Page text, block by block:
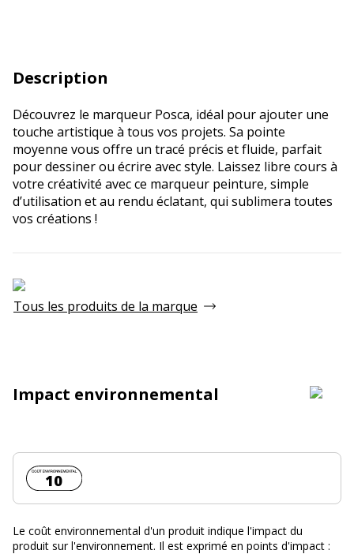
Description
Découvrez le marqueur Posca, idéal pour ajouter une
touche artistique à tous vos projets. Sa pointe
moyenne vous offre un tracé précis et fluide, parfait
pour dessiner ou écrire avec style. Laissez libre cours à
votre créativité avec ce marqueur peinture, simple
d’utilisation et au rendu éclatant, qui sublimera toutes
vos créations !
Tous les produits de la marque
Impact environnemental
Coût environnemental :
10
Le coût environnemental d'un produit indique l'impact du
produit sur l'environnement. Il est exprimé en points d'impact :